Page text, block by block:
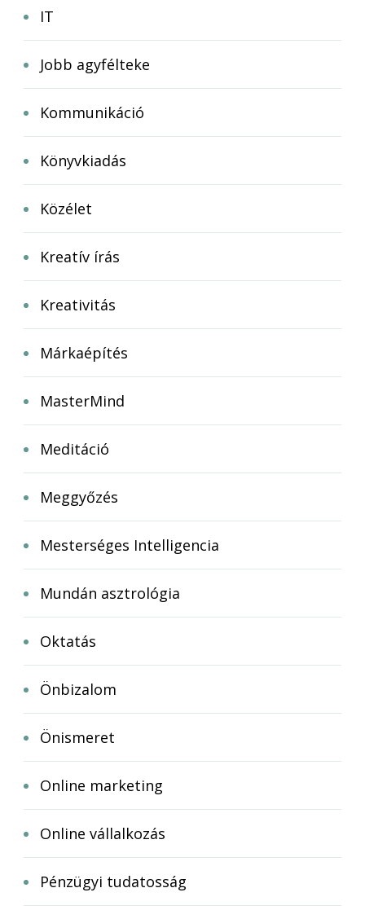
IT
Jobb agyfélteke
Kommunikáció
Könyvkiadás
Közélet
Kreatív írás
Kreativitás
Márkaépítés
MasterMind
Meditáció
Meggyőzés
Mesterséges Intelligencia
Mundán asztrológia
Oktatás
Önbizalom
Önismeret
Online marketing
Online vállalkozás
Pénzügyi tudatosság